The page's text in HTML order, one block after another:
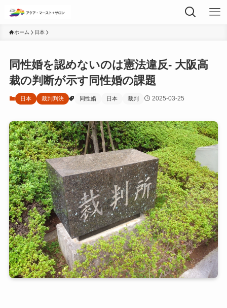
ホーム 日本
同性婚を認めないのは憲法違反- 大阪高
裁の判断が示す同性婚の課題
日本 裁判判決 同性婚 日本 裁判 2025-03-25